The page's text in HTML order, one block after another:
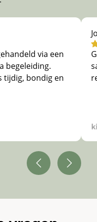
via een
begeleiding.
tijdig, bondig en